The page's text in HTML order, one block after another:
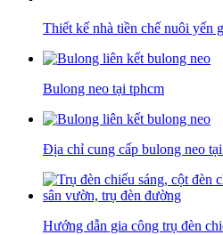
Thiết kế nhà tiền chế nuôi yến
Bulong neo tại tphcm
Địa chỉ cung cấp bulong neo
Hướng dẫn gia công trụ đèn